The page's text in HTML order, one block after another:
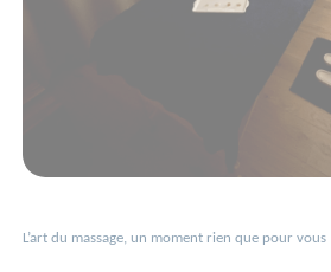
L’art du massage, un moment rien que pour vous